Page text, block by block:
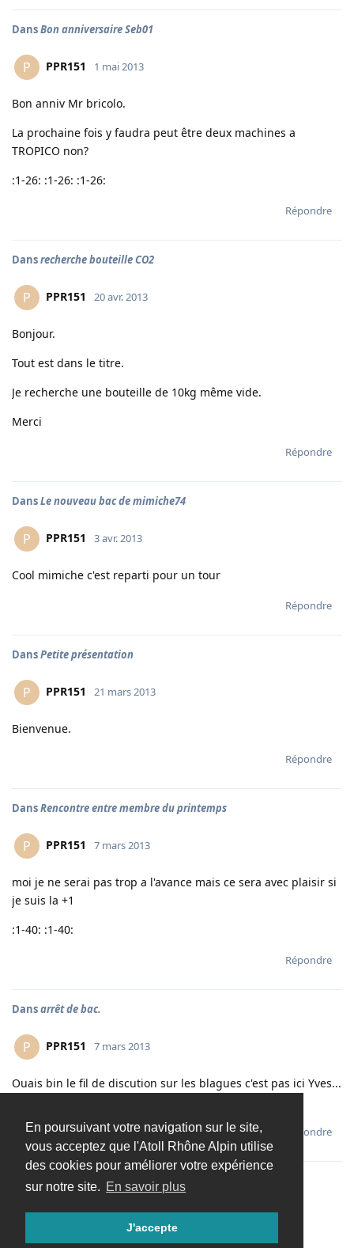
En poursuivant votre navigation sur le site,
vous acceptez que l'Atoll Rhône Alpin utilise
des cookies pour améliorer votre expérience
sur notre site. En savoir plus
J'accepte
DansBon anniversaire Seb01
P PPR151 1 mai 2013
Bon anniv Mr bricolo.
La prochaine fois y faudra peut être deux machines a
TROPICO non?
:1-26: :1-26: :1-26:
Répondre
Dansrecherche bouteille CO2
P PPR151 20 avr. 2013
Bonjour.
Tout est dans le titre.
Je recherche une bouteille de 10kg même vide.
Merci
Répondre
DansLe nouveau bac de mimiche74
P PPR151 3 avr. 2013
Cool mimiche c'est reparti pour un tour
Répondre
DansPetite présentation
P PPR151 21 mars 2013
Bienvenue.
Répondre
DansRencontre entre membre du printemps
P PPR151 7 mars 2013
moi je ne serai pas trop a l'avance mais ce sera avec plaisir si
je suis la +1
:1-40: :1-40:
Répondre
Dansarrêt de bac.
P PPR151 7 mars 2013
Ouais bin le fil de discution sur les blagues c'est pas ici Yves...
Répondre
Charger davantage